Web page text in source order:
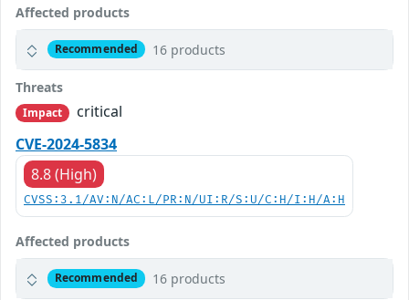
Affected products
Recommended 16 products
Threats
Impact
critical
CVE-2024-5834
8.8 (High)
CVSS:3.1/AV:N/AC:L/PR:N/UI:R/S:U/C:H/I:H/A:H
Affected products
Recommended 16 products